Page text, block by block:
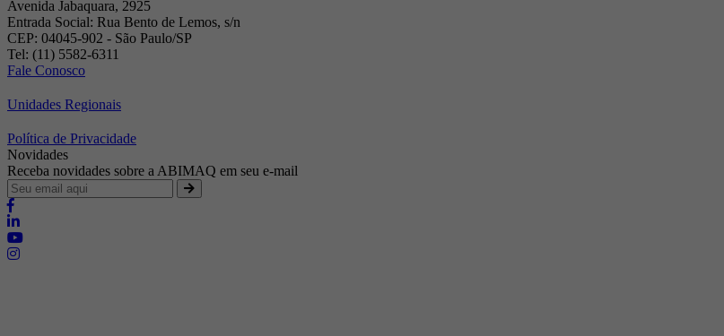
Avenida Jabaquara, 2925
Entrada Social: Rua Bento de Lemos, s/n
CEP: 04045-902 - São Paulo/SP
Tel: (11) 5582-6311
Fale Conosco
Unidades Regionais
Política de Privacidade
Novidades
Receba novidades sobre a ABIMAQ em seu e-mail